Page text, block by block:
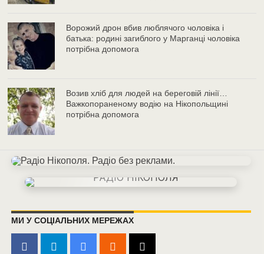
Ворожий дрон вбив люблячого чоловіка і
батька: родині загиблого у Марганці чоловіка
потрібна допомога
Возив хліб для людей на береговій лінії…
Важкопораненому водію на Нікопольщині
потрібна допомога
МИ У СОЦІАЛЬНИХ МЕРЕЖАХ